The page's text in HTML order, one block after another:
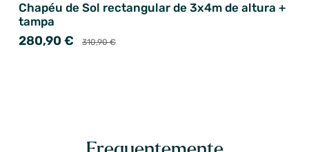
Chapéu de Sol rectangular de 3x4m de altura +
tampa
280,90 € 310,90 €